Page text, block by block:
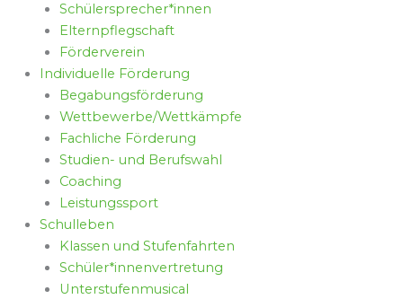
Schülersprecher*innen
Elternpflegschaft
Förderverein
Individuelle Förderung
Begabungsförderung
Wettbewerbe/Wettkämpfe
Fachliche Förderung
Studien- und Berufswahl
Coaching
Leistungssport
Schulleben
Klassen und Stufenfahrten
Schüler*innenvertretung
Unterstufenmusical